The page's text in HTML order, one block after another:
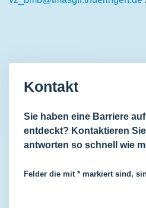
Kontakt
Sie haben eine Barriere
entdeckt? Kontaktieren
antworten so schnell wie
Felder die mit * markiert sind,